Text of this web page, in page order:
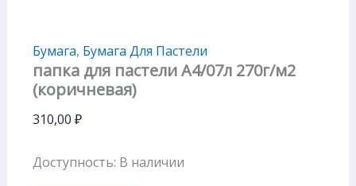
Бумага, Бумага Для Пастели
папка для пастели А4/07л 270г/м2
(коричневая)
310,00 ₽
Доступность: В наличии